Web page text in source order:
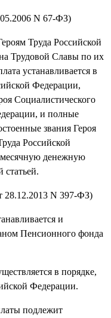
N 67-ФЗ)
Труда Российской
Трудовой Славы по их
устанавливается в
Федерации,
Социалистического
и полные
звания Героя
Российской
денежную
статьей.
28.12.2013 N 397-ФЗ)
и
Пенсионного фонда
в порядке,
Федерации.
подлежит